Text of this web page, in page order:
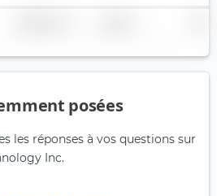
posées
les réponses à vos questions sur
Inc.